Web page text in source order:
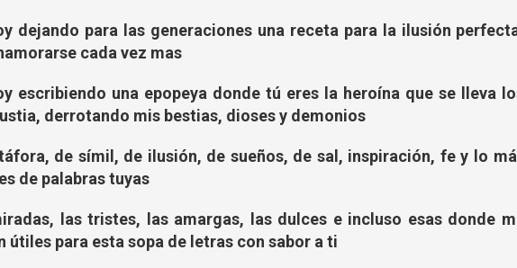
dejando para las generaciones una receta para la ilusión
cada vez mas
escribiendo una epopeya donde tú eres la heroína que se lleva
derrotando mis bestias, dioses y demonios
de símil, de ilusión, de sueños, de sal, inspiración, fe y lo
de palabras tuyas
las tristes, las amargas, las dulces e incluso esas donde
útiles para esta sopa de letras con sabor a ti